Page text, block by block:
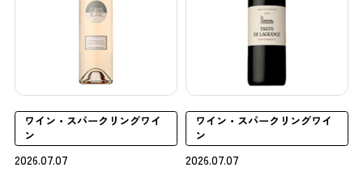
ワイン・スパークリングワイ
ン
2026.07.07
ワイン・スパークリングワイ
ン
2026.07.07